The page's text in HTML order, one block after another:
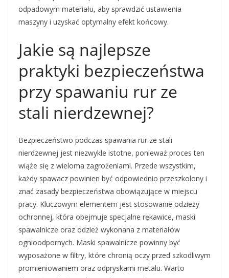
odpadowym materiału, aby sprawdzić ustawienia
maszyny i uzyskać optymalny efekt końcowy.
Jakie są najlepsze
praktyki bezpieczeństwa
przy spawaniu rur ze
stali nierdzewnej?
Bezpieczeństwo podczas spawania rur ze stali
nierdzewnej jest niezwykle istotne, ponieważ proces ten
wiąże się z wieloma zagrożeniami. Przede wszystkim,
każdy spawacz powinien być odpowiednio przeszkolony i
znać zasady bezpieczeństwa obowiązujące w miejscu
pracy. Kluczowym elementem jest stosowanie odzieży
ochronnej, która obejmuje specjalne rękawice, maski
spawalnicze oraz odzież wykonana z materiałów
ognioodpornych. Maski spawalnicze powinny być
wyposażone w filtry, które chronią oczy przed szkodliwym
promieniowaniem oraz odpryskami metalu. Warto